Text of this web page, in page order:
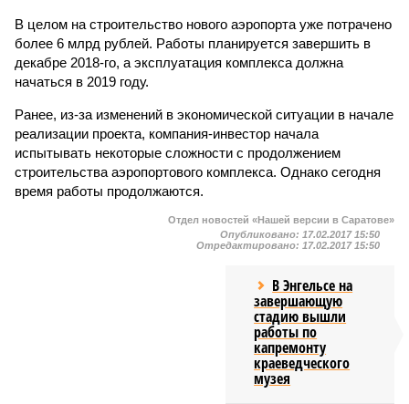
В целом на строительство нового аэропорта уже потрачено
более 6 млрд рублей. Работы планируется завершить в
декабре 2018-го, а эксплуатация комплекса должна
начаться в 2019 году.
Ранее, из-за изменений в экономической ситуации в начале
реализации проекта, компания-инвестор начала
испытывать некоторые сложности с продолжением
строительства аэропортового комплекса. Однако сегодня
время работы продолжаются.
Отдел новостей «Нашей версии в Саратове»
Опубликовано: 17.02.2017 15:50
Отредактировано: 17.02.2017 15:50
В Энгельсе на
завершающую
стадию вышли
работы по
капремонту
краеведческого
музея